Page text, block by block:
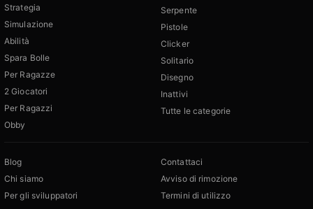
Strategia
Simulazione
Abilità
Spara Bolle
Per Ragazze
2 Giocatori
Per Ragazzi
Obby
Serpente
Pistole
Clicker
Solitario
Disegno
Inattivi
Tutte le categorie
Blog
Chi siamo
Per gli sviluppatori
Contattaci
Avviso di rimozione
Termini di utilizzo